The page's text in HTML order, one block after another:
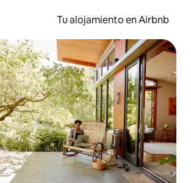
Tu alojamiento en Airbnb